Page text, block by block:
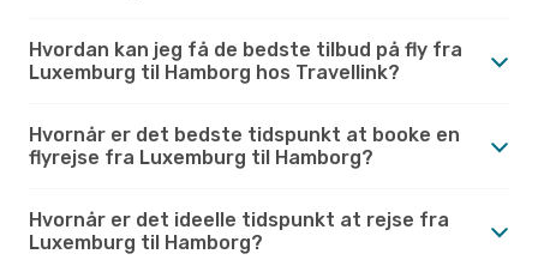
Hvordan kan jeg få de bedste tilbud på fly fra
Luxemburg til Hamborg hos Travellink?
Hvornår er det bedste tidspunkt at booke en
flyrejse fra Luxemburg til Hamborg?
Hvornår er det ideelle tidspunkt at rejse fra
Luxemburg til Hamborg?